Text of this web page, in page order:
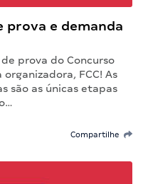
prova e demanda
prova do Concurso
FCC! As
são as únicas etapas
Compartilhe